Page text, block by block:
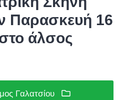
Παρασκευή 16
άλσος
Γαλατσίου